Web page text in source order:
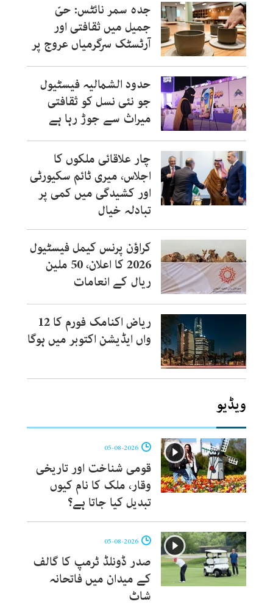
جدہ سمر نائٹس: حیّ
جمیل میں ثقافتی اور
آرٹسٹک سرگرمیاں عروج پر
حدود الشمالیہ فیسٹیول
جو نئی نسل کو ثقافتی
میراث سے جوڑ رہا ہے
چار علاقائی ملکوں کا
اجلاس، میری ٹائم سکیورٹی
اور کشیدگی میں کمی پر
تبادلہ خیال
کراؤن پرنس کیمل فیسٹیول
2026 کا اعلان، 50 ملین
ریال کے انعامات
ریاض اکنامک فورم کا 12
واں ایڈیشن اکتوبر میں ہوگا
ویڈیو
قومی شناخت اور تاریخی
وقار، ملک کا نام کیوں
تبدیل کیا جاتا ہے؟
صدر ڈونلڈ ٹرمپ کا گالف
کے میدان میں فاتحانہ
شاٹ